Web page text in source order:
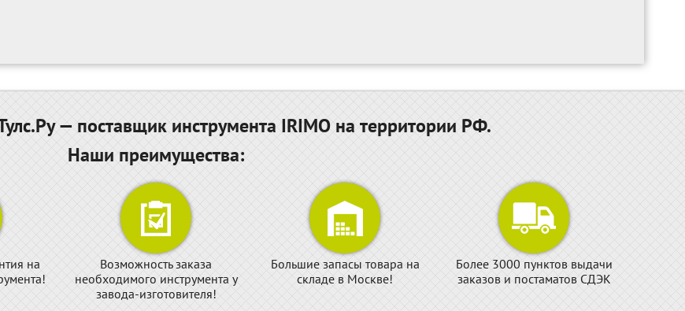
— поставщик инструмента IRIMO на территории РФ.
Наши преимущества:
на
Возможность заказа
необходимого инструмента у
завода-изготовителя!
Большие запасы товара на
складе в Москве!
Более 3000 пунктов выдачи
заказов и постаматов СДЭК